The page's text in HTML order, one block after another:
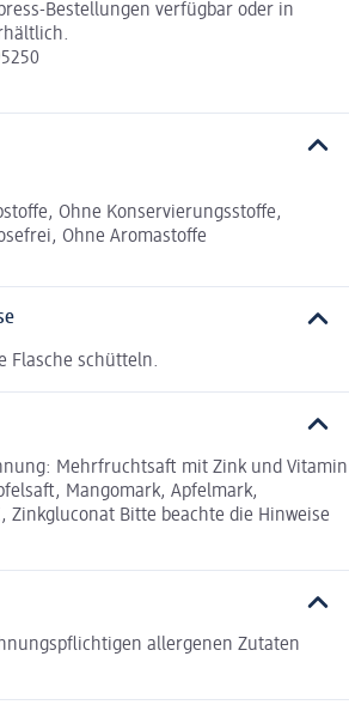
Bestellungen verfügbar oder in
Ohne Konservierungsstoffe,
Ohne Aromastoffe
Flasche schütteln.
Mehrfruchtsaft mit Zink und Vitamin
Mangomark, Apfelmark,
Zinkgluconat Bitte beachte die Hinweise
allergenen Zutaten